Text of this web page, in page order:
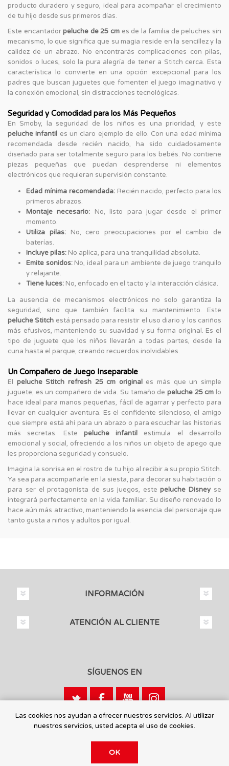
producto duradero y seguro, ideal para acompañar el crecimiento
de tu hijo desde sus primeros días.
Este encantadorpeluche de 25 cmes de la familia de peluches sin
mecanismo, lo que significa que su magia reside en la sencillez y la
calidez de un abrazo. No encontrarás complicaciones con pilas,
sonidos o luces, solo la pura alegría de tener a Stitch cerca. Esta
característica lo convierte en una opción excepcional para los
padres que buscan juguetes que fomenten el juego imaginativo y
la conexión emocional, sin distracciones tecnológicas.
Seguridad y Comodidad para los Más Pequeños
En Smoby, la seguridad de los niños es una prioridad, y este
peluche infantil es un claro ejemplo de ello. Con una edad mínima
recomendada desde recién nacido, ha sido cuidadosamente
diseñado para ser totalmente seguro para los bebés. No contiene
piezas pequeñas que puedan desprenderse ni elementos
electrónicos que requieran supervisión constante.
Edad mínima recomendada:Recién nacido, perfecto para los
primeros abrazos.
Montaje necesario: No, listo para jugar desde el primer
momento.
Utiliza pilas:No, cero preocupaciones por el cambio de
baterías.
Incluye pilas: No aplica, para una tranquilidad absoluta.
Emite sonidos:No, ideal para un ambiente de juego tranquilo
y relajante.
Tiene luces: No, enfocado en el tacto y la interacción clásica.
La ausencia de mecanismos electrónicos no solo garantiza la
seguridad, sino que también facilita su mantenimiento. Este
peluche Stitch está pensado para resistir el uso diario y los cariños
más efusivos, manteniendo su suavidad y su forma original. Es el
tipo de juguete que los niños llevarán a todas partes, desde la
cuna hasta el parque, creando recuerdos inolvidables.
Un Compañero de Juego Inseparable
El peluche Stitch refresh 25 cm originales más que un simple
juguete; es un compañero de vida. Su tamaño de peluche 25 cm lo
hace ideal para manos pequeñas, fácil de agarrar y perfecto para
llevar en cualquier aventura. Es el confidente silencioso, el amigo
que siempre está ahí para un abrazo o para escuchar las historias
más secretas. Este peluche infantil estimula el desarrollo
emocional y social, ofreciendo a los niños un objeto de apego que
les proporciona seguridad y consuelo.
Imagina la sonrisa en el rostro de tu hijo al recibir a su propio Stitch.
Ya sea para acompañarle en la siesta, para decorar su habitación o
para ser el protagonista de sus juegos, estepeluche Disney se
integrará perfectamente en la vida familiar. Su diseño renovado lo
hace aún más atractivo, manteniendo la esencia del personaje que
tanto gusta a niños y adultos por igual.
INFORMACIÓN
ATENCIÓN AL CLIENTE
SÍGUENOS EN
Calle León, 1 - 03440 Ibi, Alicante
Las cookies nos ayudan a ofrecer nuestros servicios. Al utilizar
nuestros servicios, usted acepta el uso de cookies.
OK